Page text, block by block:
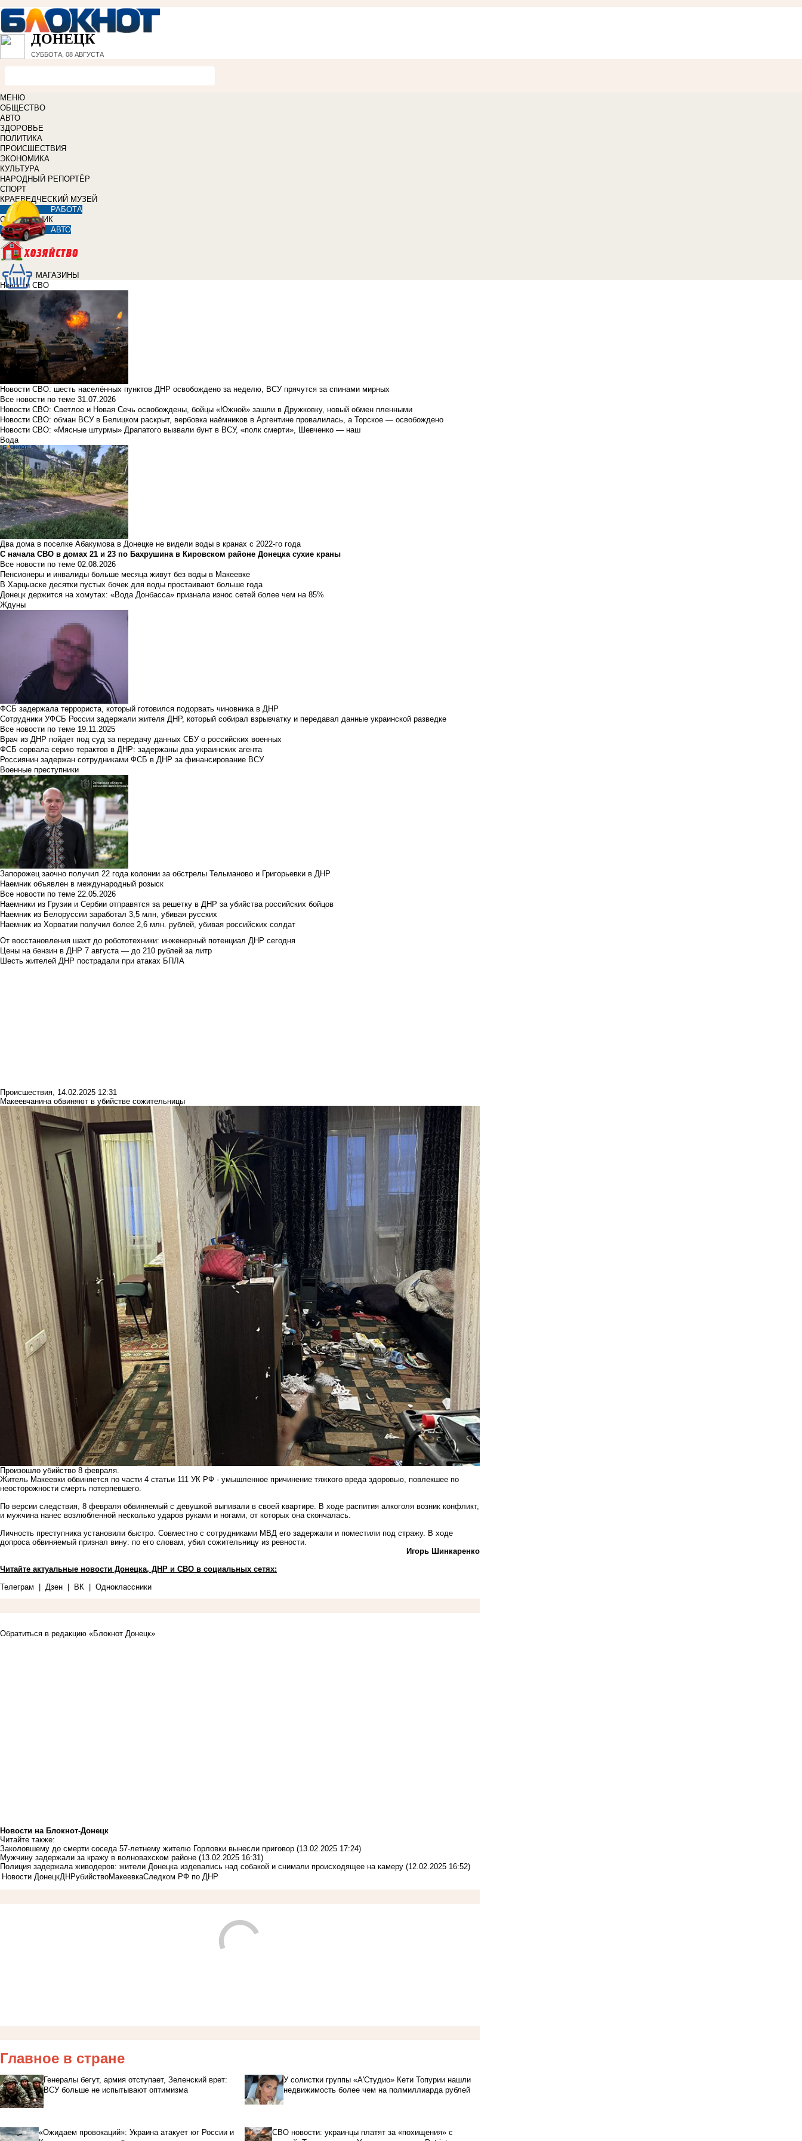
ДОНЕЦК
СУББОТА, 08 АВГУСТА
МЕНЮ
ОБЩЕСТВО
АВТО
ЗДОРОВЬЕ
ПОЛИТИКА
ПРОИСШЕСТВИЯ
ЭКОНОМИКА
КУЛЬТУРА
НАРОДНЫЙ РЕПОРТЁР
СПОРТ
КРАЕВЕДЧЕСКИЙ МУЗЕЙ
РАБОТА
СПРАВОЧНИК
АВТО
МАГАЗИНЫ
Новости СВО
Новости СВО: шесть населённых пунктов ДНР освобождено за неделю, ВСУ прячутся за спинами мирных
Все новости по теме 31.07.2026
Новости СВО: Светлое и Новая Сечь освобождены, бойцы «Южной» зашли в Дружковку, новый обмен пленными
Новости СВО: обман ВСУ в Белицком раскрыт, вербовка наёмников в Аргентине провалилась, а Торское — освобождено
Новости СВО: «Мясные штурмы» Драпатого вызвали бунт в ВСУ, «полк смерти», Шевченко — наш
Вода
Два дома в поселке Абакумова в Донецке не видели воды в кранах с 2022-го года
С начала СВО в домах 21 и 23 по Бахрушина в Кировском районе Донецка сухие краны
Все новости по теме 02.08.2026
Пенсионеры и инвалиды больше месяца живут без воды в Макеевке
В Харцызске десятки пустых бочек для воды простаивают больше года
Донецк держится на хомутах: «Вода Донбасса» признала износ сетей более чем на 85%
Ждуны
ФСБ задержала террориста, который готовился подорвать чиновника в ДНР
Сотрудники УФСБ России задержали жителя ДНР, который собирал взрывчатку и передавал данные украинской разведке
Все новости по теме 19.11.2025
Врач из ДНР пойдет под суд за передачу данных СБУ о российских военных
ФСБ сорвала серию терактов в ДНР: задержаны два украинских агента
Россиянин задержан сотрудниками ФСБ в ДНР за финансирование ВСУ
Военные преступники
Запорожец заочно получил 22 года колонии за обстрелы Тельманово и Григорьевки в ДНР
Наемник объявлен в международный розыск
Все новости по теме 22.05.2026
Наемники из Грузии и Сербии отправятся за решетку в ДНР за убийства российских бойцов
Наемник из Белоруссии заработал 3,5 млн, убивая русских
Наемник из Хорватии получил более 2,6 млн. рублей, убивая российских солдат
От восстановления шахт до робототехники: инженерный потенциал ДНР сегодня
Цены на бензин в ДНР 7 августа — до 210 рублей за литр
Шесть жителей ДНР пострадали при атаках БПЛА
Происшествия 14.02.2025 12:31
Макеевчанина обвиняют в убийстве сожительницы
Произошло убийство 8 февраля.
Житель Макеевки обвиняется по части 4 статьи 111 УК РФ - умышленное причинение тяжкого вреда здоровью, повлекшее по
неосторожности смерть потерпевшего.
По версии следствия, 8 февраля обвиняемый с девушкой выпивали в своей квартире. В ходе распития алкоголя возник конфликт,
и мужчина нанес возлюбленной несколько ударов руками и ногами, от которых она скончалась.
Личность преступника установили быстро. Совместно с сотрудниками МВД его задержали и поместили под стражу. В ходе
допроса обвиняемый признал вину: по его словам, убил сожительницу из ревности.
Игорь Шинкаренко
Читайте актуальные новости Донецка, ДНР и СВО в социальных сетях:
Телеграм
Дзен ВК Одноклассники
Обратиться в редакцию «Блокнот Донецк»
Новости на Блoкнoт-Донецк
Читайте также:
Заколовшему до смерти соседа 57-летнему жителю Горловки вынесли приговор (13.02.2025 17:24)
Мужчину задержали за кражу в волновахском районе (13.02.2025 16:31)
Полиция задержала живодеров: жители Донецка издевались над собакой и снимали происходящее на камеру (12.02.2025 16:52)
Новости ДонецкДНРубийствоМакеевкаСледком РФ по ДНР
Главное в стране
Генералы бегут, армия отступает, Зеленский врет:
ВСУ больше не испытывают оптимизма
У солистки группы «А'Студио» Кети Топурии нашли
недвижимость более чем на полмиллиарда рублей
«Ожидаем провокаций»: Украина атакует юг России и
СВО новости: украинцы платят за «похищения» с